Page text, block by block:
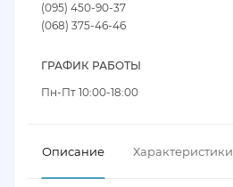
(095) 450-90-37
(068) 375-46-46
ГРАФИК РАБОТЫ
Пн-Пт 10:00-18:00
Описание Характеристики